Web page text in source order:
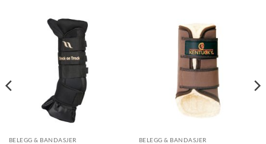
BELEGG & BANDASJER BELEGG & BANDASJER